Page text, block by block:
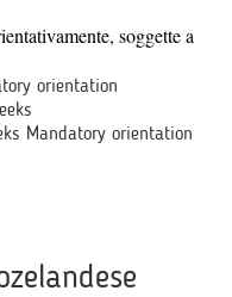
soggette a
orientation
orientation